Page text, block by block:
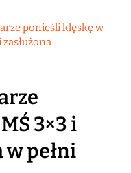
ponieśli klęskę w
zasłużona
3×3 i
w pełni